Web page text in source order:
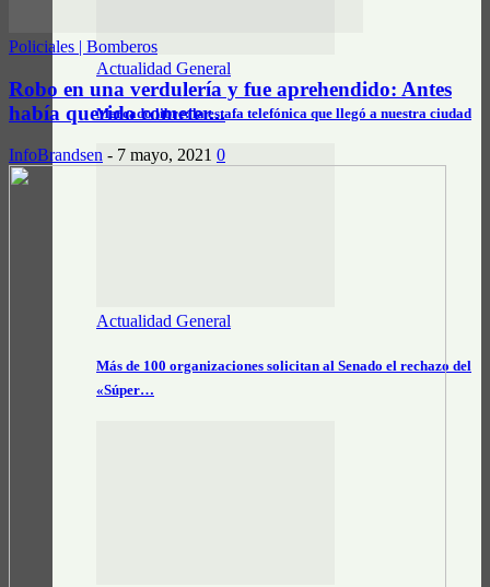
Actualidad General
Mercado libre: la estafa telefónica que llegó a nuestra ciudad
Actualidad General
Más de 100 organizaciones solicitan al Senado el rechazo del
«Súper…
Policiales | Bomberos
Robo en una verdulería y fue aprehendido: Antes
había querido cometer...
InfoBrandsen - 7 mayo, 2021 0